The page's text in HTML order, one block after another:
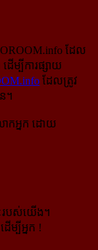
ដែល
ម្បីការផ្សាយ
ដែលត្រូវ
។
កអ្នក ដោយ
របស់យើង។
ម្បីអ្នក !